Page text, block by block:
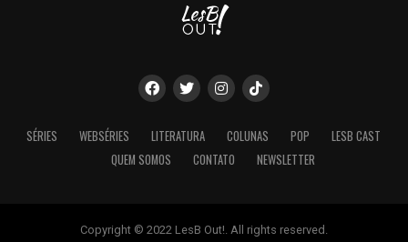
SÉRIES WEBSÉRIES LITERATURA COLUNAS POP
LESB CAST
QUEM SOMOS
CONTATO NEWSLETTER
Copyright © 2022 LesB Out!. All rights reserved.